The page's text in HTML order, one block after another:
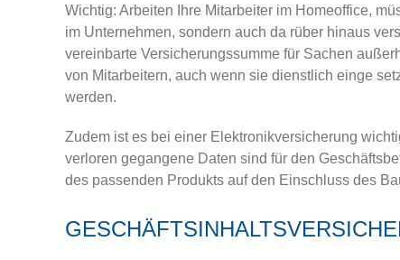
Wichtig: Arbeiten Ihre Mitarbeiter im Homeoffice,
im Unternehmen, sondern auch da­ rüber hinaus
vereinbarte Versicherungssumme für Sachen
von Mitarbeitern, auch wenn sie dienstlich einge­
werden.
Zudem ist es bei einer Elektronikversicherung
verloren gegangene Daten sind für den
des passenden Produkts auf den Einschluss des